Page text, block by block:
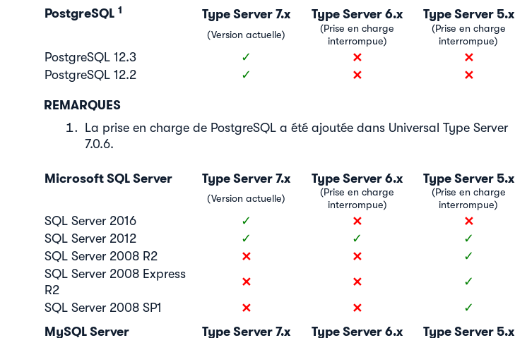
PostgreSQL 1 Type Server 7.x Type Server 6.x Type Server 5.x
(Version actuelle)
(Prise en charge
interrompue)
(Prise en charge
interrompue)
PostgreSQL 12.3 ✓ ✕ ✕
PostgreSQL 12.2 ✓ ✕
✕
REMARQUES
La prise en charge de PostgreSQL a été ajoutée dans Universal Type Server
7.0.6.
Microsoft SQL Server Type Server 7.x Type Server 6.x Type Server 5.x
(Version actuelle)
(Prise en charge
interrompue)
(Prise en charge
interrompue)
SQL Server 2016 ✓ ✕ ✕
SQL Server 2012 ✓ ✓
✓
SQL Server 2008 R2
✕ ✕
✓
SQL Server 2008 Express
R2
✕ ✕
✓
SQL Server 2008 SP1
✕ ✕ ✓
MySQL Server Type Server 7.x Type Server 6.x Type Server 5.x